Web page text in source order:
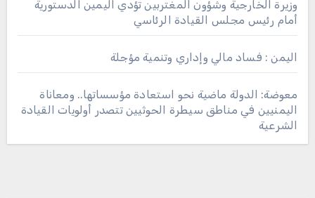
وزيرة الخارجية وشؤون المغتربين تؤدي اليمين الدستورية
أمام رئيس مجلس القيادة الرئاسي
اليمن : فساد مالي وإداري وتنمية مؤجلة
معوضة: الدولة ماضية نحو استعادة مؤسساتها.. ومعاناة
اليمنيين في مناطق سيطرة الحوثيين تتصدر أولويات القيادة
الشرعية